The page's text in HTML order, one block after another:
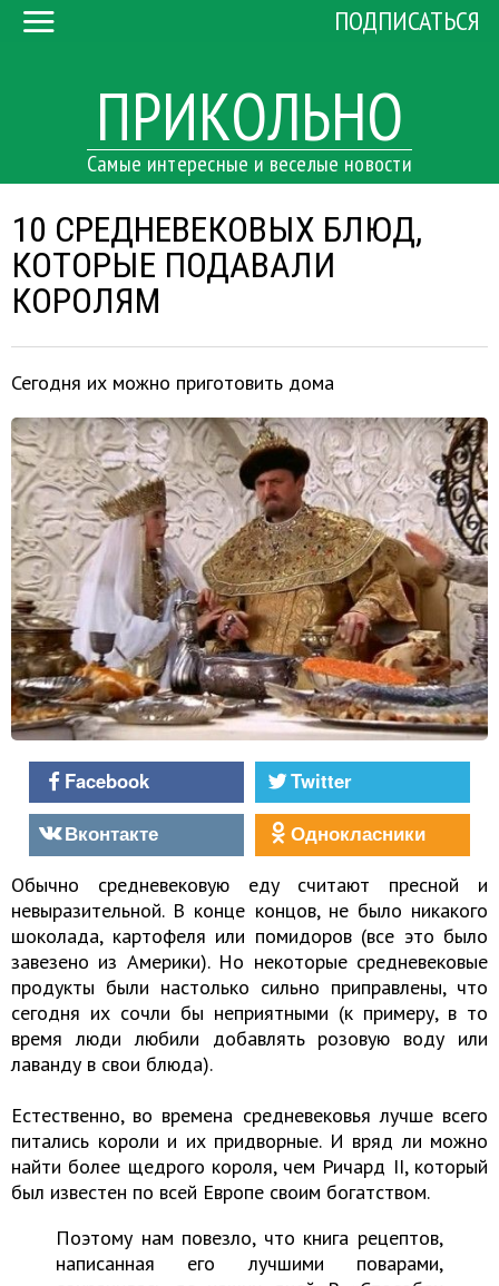
ПРИКОЛЬНО
Самые интересные и веселые новости
ПОДПИСАТЬСЯ
10 СРЕДНЕВЕКОВЫХ БЛЮД,
КОТОРЫЕ ПОДАВАЛИ
КОРОЛЯМ
Сегодня их можно приготовить дома
Facebook
Twitter
Вконтакте
Однокласники
Обычно средневековую еду считают пресной и
невыразительной. В конце концов, не было никакого
шоколада, картофеля или помидоров (все это было
завезено из Америки). Но некоторые средневековые
продукты были настолько сильно приправлены, что
сегодня их сочли бы неприятными (к примеру, в то
время люди любили добавлять розовую воду или
лаванду в свои блюда).
Естественно, во времена средневековья лучше всего
питались короли и их придворные. И вряд ли можно
найти более щедрого короля, чем Ричард II, который
был известен по всей Европе своим богатством.
Поэтому нам повезло, что книга рецептов,
написанная его лучшими поварами,